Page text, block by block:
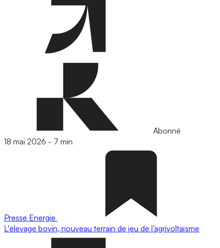
Abonné
18 mai 2026 - 7 min
Presse Energie
L'élevage bovin, nouveau terrain de jeu de l’agrivoltaïsme